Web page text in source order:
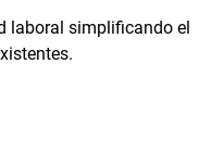
laboral simplificando el